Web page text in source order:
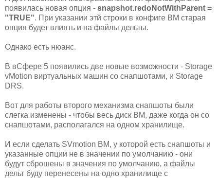
появилась новая опция - snapshot.redoNotWithParent =
"TRUE". При указании этй строки в конфиге ВМ старая
опция будет влиять и на файлы дельты.
Однако есть нюанс.
В вСфере 5 появились две новые возможности - Storage
vMotion виртуальных машин со снапшотами, и Storage
DRS.
Вот для работы второго механизма снапшоты были
слегка изменены - чтобы весь диск ВМ, даже когда он со
снапшотами, располагался на одном хранилище.
И если сделать SVmotion ВМ, у которой есть снапшоты и
указанные опции не в значении по умолчанию - они
будут сброшены в значения по умолчанию, а файлы
дельт буду перенесены на одно хранилище с